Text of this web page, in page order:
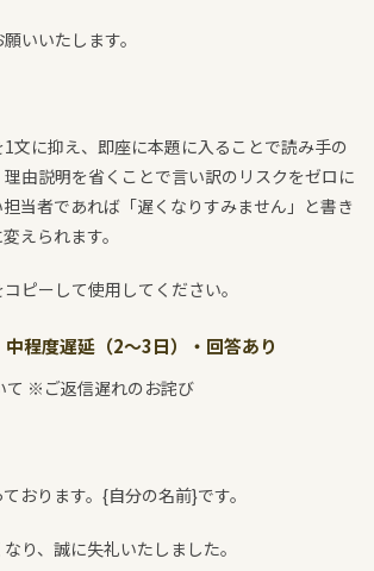
いいたします。
文に抑え、即座に本題に入ることで読み手の
由説明を省くことで言い訳のリスクをゼロに
当者であれば「遅くなりすみません」と書き
えられます。
ピーして使用してください。
程度遅延（2〜3日）・回答あり
※ご返信遅れのお詫び
おります。{自分の名前}です。
り、誠に失礼いたしました。